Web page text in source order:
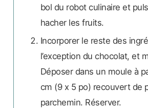
bol du robot culinaire et
hacher les fruits.
Incorporer le reste des
l’exception du chocolat, et
Déposer dans un moule à
cm (9 x 5 po) recouvert de
parchemin. Réserver.